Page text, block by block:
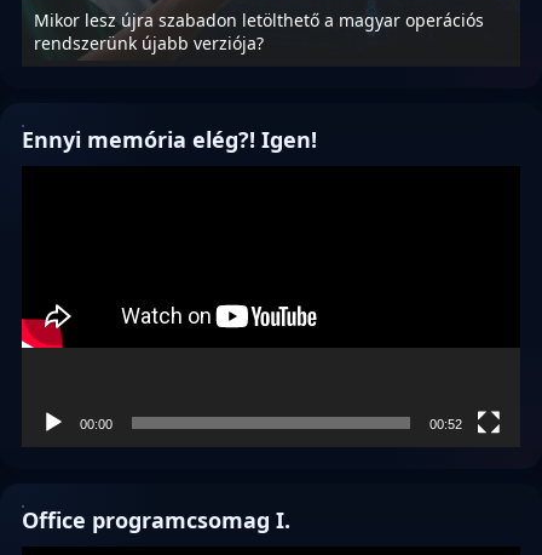
Mikor lesz újra szabadon letölthető a magyar operációs
rendszerünk újabb verziója?
Ennyi memória elég?! Igen!
00:00 00:52
Office programcsomag I.